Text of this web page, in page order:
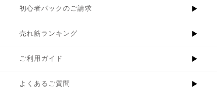
初心者パックのご請求
売れ筋ランキング
ご利用ガイド
よくあるご質問